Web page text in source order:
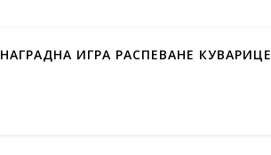
НАГРАДНА ИГРА РАСПЕВАНЕ КУВАРИЦЕ